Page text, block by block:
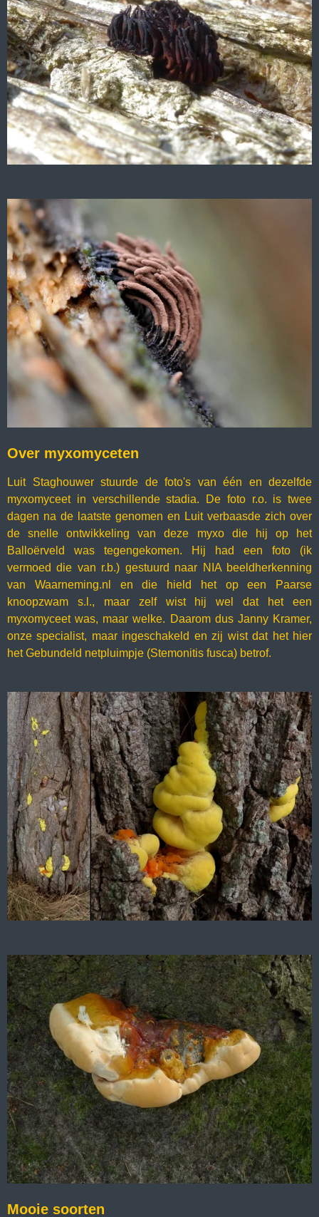
Over myxomyceten
Luit Staghouwer stuurde de foto's van één en dezelfde
myxomyceet in verschillende stadia. De foto r.o. is twee
dagen na de laatste genomen en Luit verbaasde zich over
de snelle ontwikkeling van deze myxo die hij op het
Balloërveld was tegengekomen. Hij had een foto (ik
vermoed die van r.b.) gestuurd naar NIA beeldherkenning
van Waarneming.nl en die hield het op een Paarse
knoopzwam s.l., maar zelf wist hij wel dat het een
myxomyceet was, maar welke. Daarom dus Janny Kramer,
onze specialist, maar ingeschakeld en zij wist dat het hier
het Gebundeld netpluimpje (Stemonitis fusca) betrof.
Mooie soorten